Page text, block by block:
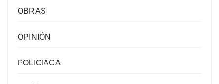
OBRAS
OPINIÓN
POLICIACA